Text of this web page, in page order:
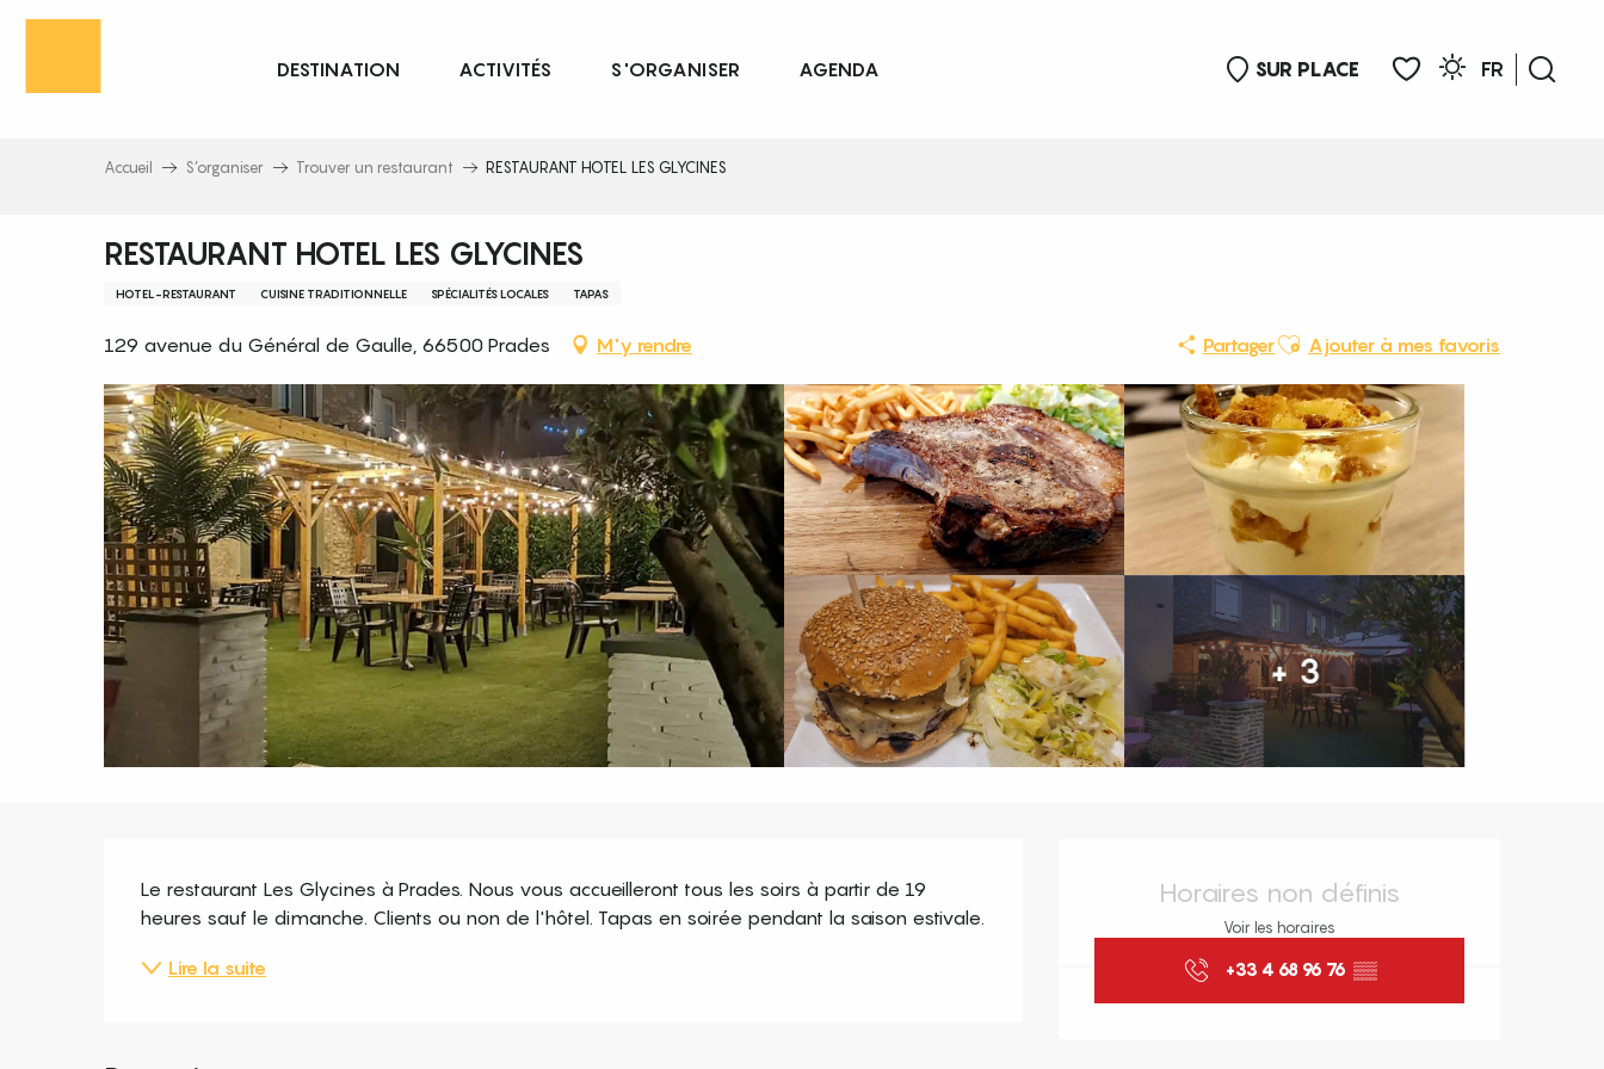
Aller
principal
SUR PLACE
FR
DESTINATION ACTIVITÉS S'ORGANISER AGENDA
Accueil S’organiser Trouver un restaurant RESTAURANT HOTEL LES GLYCINES
RESTAURANT HOTEL LES GLYCINES
HOTEL-RESTAURANT CUISINE TRADITIONNELLE SPÉCIALITÉS LOCALES TAPAS
129 avenue du Général de Gaulle, 66500 Prades M'y rendre PartagerAjouter aux favoris
Ajouter à mes favoris
+ 3
Ouverture et coordonnées
Horaires non définis
Voir les horaires
+33 4 68 96 76 ▒▒
Description
Le restaurant Les Glycines à Prades. Nous vous accueilleront tous les soirs à partir de 19
heures sauf le dimanche. Clients ou non de l'hôtel. Tapas en soirée pendant la saison estivale.
Lire la suite